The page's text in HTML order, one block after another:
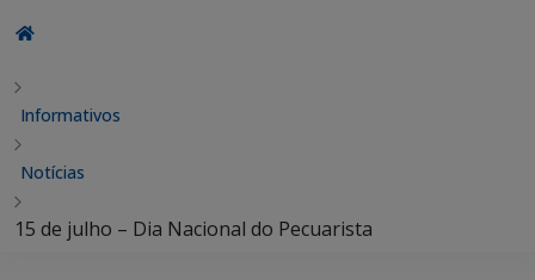
Informativos
Notícias
15 de julho – Dia Nacional do Pecuarista